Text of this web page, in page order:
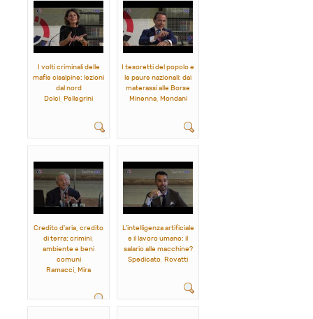
I volti criminali delle
mafie cisalpine: lezioni
dal nord
Dolci, Pellegrini
I tesoretti del popolo e
le paure nazionali: dai
materassi alle Borse
Minenna, Mondani
Credito d'aria, credito
di terra: crimini,
ambiente e beni
comuni
Ramacci, Mira
L'intelligenza artificiale
e il lavoro umano: il
salario alle macchine?
Spedicato, Rovatti